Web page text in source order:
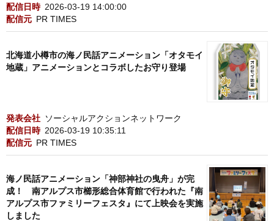
配信日時 2026-03-19 14:00:00
配信元 PR TIMES
北海道小樽市の海ノ民話アニメーション「オタモイ
地蔵」アニメーションとコラボしたお守り登場
発表会社 ソーシャルアクションネットワーク
配信日時 2026-03-19 10:35:11
配信元 PR TIMES
海ノ民話アニメーション「神部神社の曳舟」が完
成！ 南アルプス市櫛形総合体育館で行われた『南
アルプス市ファミリーフェスタ』にて上映会を実施
しました